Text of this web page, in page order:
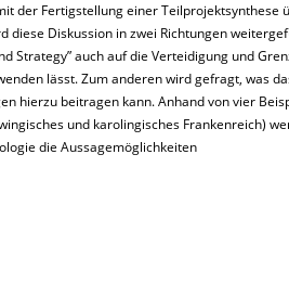
der Fertigstellung einer Teilprojektsynthese
diese Diskussion in zwei Richtungen
Strategy” auch auf die Verteidigung und
lässt. Zum anderen wird gefragt, was
hierzu beitragen kann. Anhand von vier
und karolingisches Frankenreich)
die Aussagemöglichkeiten